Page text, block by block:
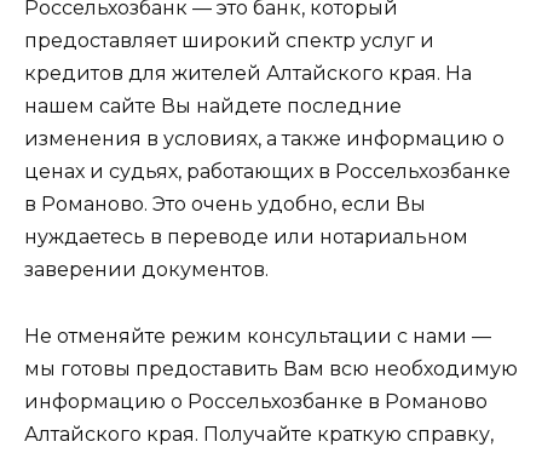
Россельхозбанк — это банк, который
предоставляет широкий спектр услуг и
кредитов для жителей Алтайского края. На
нашем сайте Вы найдете последние
изменения в условиях, а также информацию о
ценах и судьях, работающих в Россельхозбанке
в Романово. Это очень удобно, если Вы
нуждаетесь в переводе или нотариальном
заверении документов.
Не отменяйте режим консультации с нами —
мы готовы предоставить Вам всю необходимую
информацию о Россельхозбанке в Романово
Алтайского края. Получайте краткую справку,